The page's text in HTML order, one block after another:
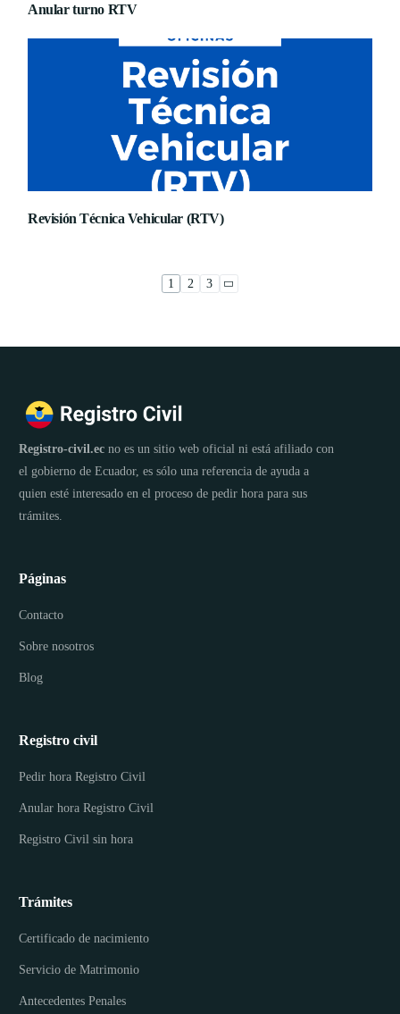
Anular turno RTV
Revisión Técnica Vehicular (RTV)
1 2 3
Registro-civil.ec no es un sitio web oficial ni está afiliado con
el gobierno de Ecuador, es sólo una referencia de ayuda a
quien esté interesado en el proceso de pedir hora para sus
trámites.
Páginas
Contacto
Sobre nosotros
Blog
Registro civil
Pedir hora Registro Civil
Anular hora Registro Civil
Registro Civil sin hora
Trámites
Certificado de nacimiento
Servicio de Matrimonio
Antecedentes Penales